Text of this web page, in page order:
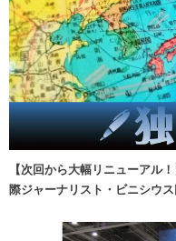
【次回から大幅リニューアル
際ジャーナリスト・ビニシウ